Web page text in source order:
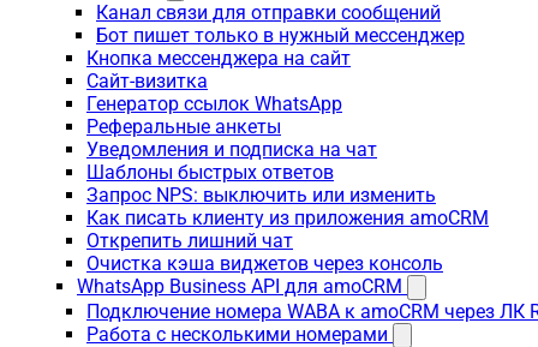
Канал связи для отправки сообщений
Бот пишет только в нужный мессенджер
Кнопка мессенджера на сайт
Сайт-визитка
Генератор ссылок WhatsApp
Реферальные анкеты
Уведомления и подписка на чат
Шаблоны быстрых ответов
Запрос NPS: выключить или изменить
Как писать клиенту из приложения amoCRM
Открепить лишний чат
Очистка кэша виджетов через консоль
WhatsApp Business API для amoCRM
Подключение номера WABA к amoCRM через ЛК
Работа с несколькими номерами